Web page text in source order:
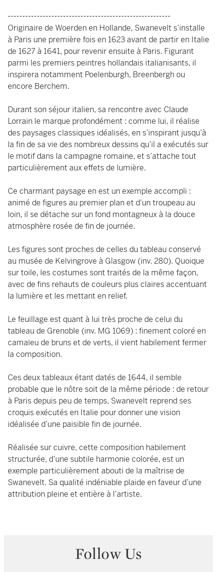
--------------------------------------------------------
Originaire de Woerden en Hollande, Swanevelt s’installe
à Paris une première fois en 1623 avant de partir en Italie
de 1627 à 1641, pour revenir ensuite à Paris. Figurant
parmi les premiers peintres hollandais italianisants, il
inspirera notamment Poelenburgh, Breenbergh ou
encore Berchem.
Durant son séjour italien, sa rencontre avec Claude
Lorrain le marque profondément : comme lui, il réalise
des paysages classiques idéalisés, en s’inspirant jusqu’à
la fin de sa vie des nombreux dessins qu’il a exécutés sur
le motif dans la campagne romaine, et s’attache tout
particulièrement aux effets de lumière.
Ce charmant paysage en est un exemple accompli :
animé de figures au premier plan et d’un troupeau au
loin, il se détache sur un fond montagneux à la douce
atmosphère rosée de fin de journée.
Les figures sont proches de celles du tableau conservé
au musée de Kelvingrove à Glasgow (inv. 280). Quoique
sur toile, les costumes sont traités de la même façon,
avec de fins rehauts de couleurs plus claires accentuant
la lumière et les mettant en relief.
Le feuillage est quant à lui très proche de celui du
tableau de Grenoble (inv. MG 1069) : finement coloré en
camaïeu de bruns et de verts, il vient habilement fermer
la composition.
Ces deux tableaux étant datés de 1644, il semble
probable que le nôtre soit de la même période : de retour
à Paris depuis peu de temps, Swanevelt reprend ses
croquis exécutés en Italie pour donner une vision
idéalisée d’une paisible fin de journée.
Réalisée sur cuivre, cette composition habilement
structurée, d’une subtile harmonie colorée, est un
exemple particulièrement abouti de la maîtrise de
Swanevelt. Sa qualité indéniable plaide en faveur d’une
attribution pleine et entière à l’artiste.
Follow Us